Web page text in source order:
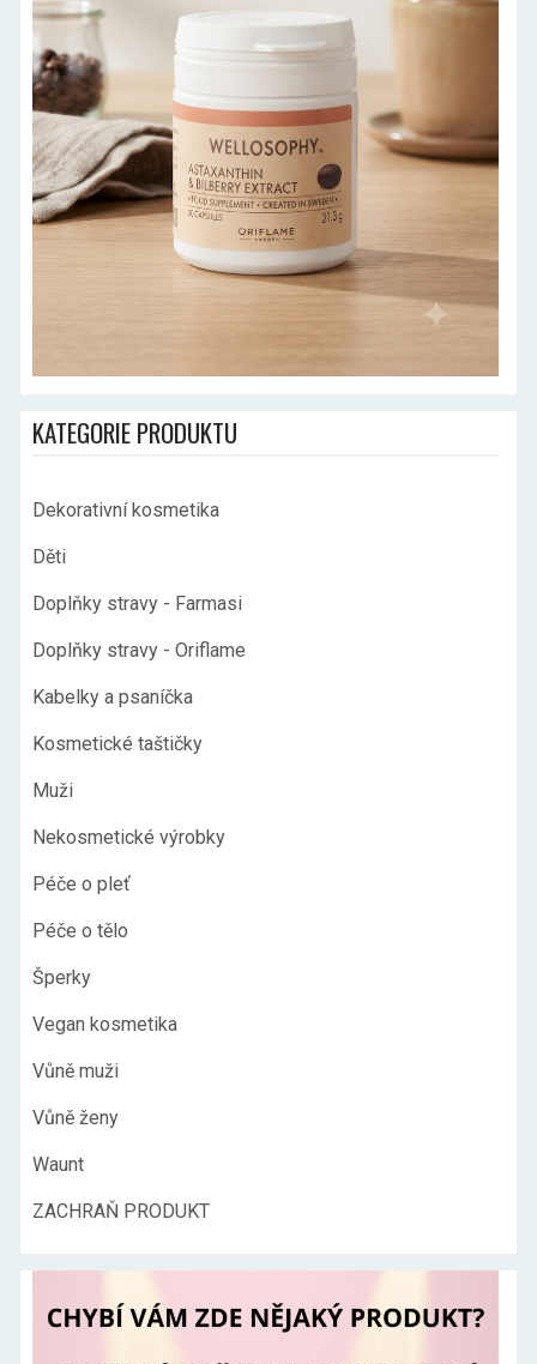
KATEGORIE PRODUKTU
Dekorativní kosmetika
Děti
Doplňky stravy - Farmasi
Doplňky stravy - Oriflame
Kabelky a psaníčka
Kosmetické taštičky
Muži
Nekosmetické výrobky
Péče o pleť
Péče o tělo
Šperky
Vegan kosmetika
Vůně muži
Vůně ženy
Waunt
ZACHRAŇ PRODUKT